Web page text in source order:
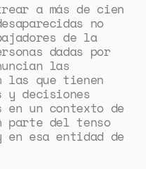
a más de cien
no
de la
dadas por
las
las que tienen
y decisiones
un contexto de
parte del tenso
en esa entidad de